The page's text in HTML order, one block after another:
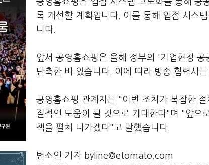
록 개선할 계획입니다. 이를 통해 입점 시스
니다.
앞서 공영홈쇼핑은 올해 정부의 '기업현장
단축한 바 있습니다. 이에 따라 방송 협력사
공영홈쇼핑 관계자는 "이번 조치가 복잡한
질적인 도움이 될 것으로 기대한다"며 "앞으
책을 펼쳐 나가겠다"고 말했습니다.
변소인 기자 byline@etomato.com